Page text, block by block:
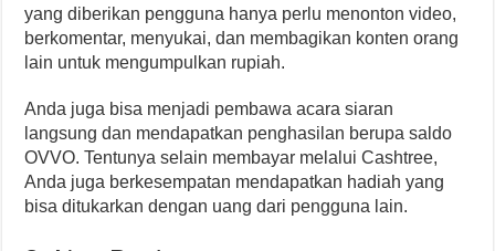
yang diberikan pengguna hanya perlu menonton video,
berkomentar, menyukai, dan membagikan konten orang
lain untuk mengumpulkan rupiah.
Anda juga bisa menjadi pembawa acara siaran
langsung dan mendapatkan penghasilan berupa saldo
OVVO. Tentunya selain membayar melalui Cashtree,
Anda juga berkesempatan mendapatkan hadiah yang
bisa ditukarkan dengan uang dari pengguna lain.